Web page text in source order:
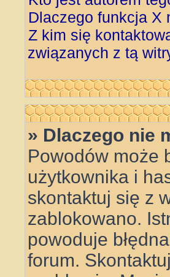
Dlaczego funkcja X
Z kim się
związanych z tą
» Dlaczego nie
Powodów może
użytkownika i
skontaktuj się z
zablokowano.
powoduje
forum.